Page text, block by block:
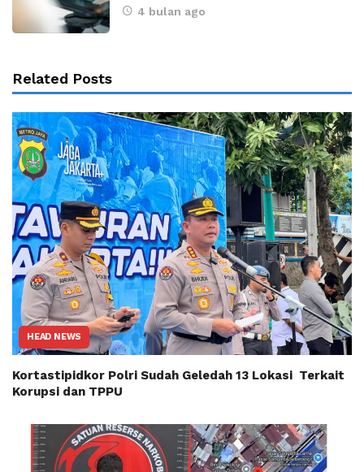
4 bulan ago
Related Posts
HEAD NEWS
Kortastipidkor Polri Sudah Geledah 13 Lokasi Terkait
Korupsi dan TPPU